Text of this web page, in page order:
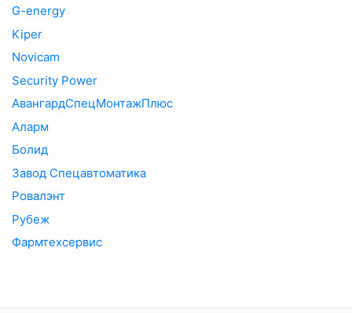
G-energy
Kiper
Novicam
Security Power
АвангардСпецМонтажПлюс
Аларм
Болид
Завод Спецавтоматика
Ровалэнт
Рубеж
Фармтехсервис